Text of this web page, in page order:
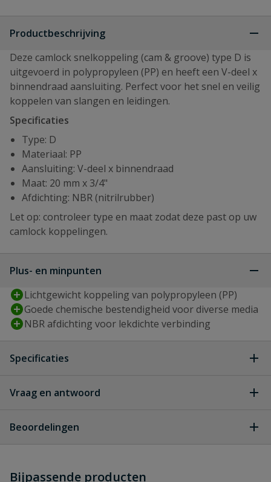
Productbeschrijving
Deze camlock snelkoppeling (cam & groove) type D is
uitgevoerd in polypropyleen (PP) en heeft een V-deel x
binnendraad aansluiting. Perfect voor het snel en veilig
koppelen van slangen en leidingen.
Specificaties
Type: D
Materiaal: PP
Aansluiting: V-deel x binnendraad
Maat: 20 mm x 3/4"
Afdichting: NBR (nitrilrubber)
Let op: controleer type en maat zodat deze past op uw
camlock koppelingen.
Plus- en minpunten
Lichtgewicht koppeling van polypropyleen (PP)
Goede chemische bestendigheid voor diverse media
NBR afdichting voor lekdichte verbinding
Specificaties
Type aansluiting binnendraad, camlock v-deel
Materiaal PP
Vraag en antwoord
dit product?
Beoordelingen
Bijpassende producten